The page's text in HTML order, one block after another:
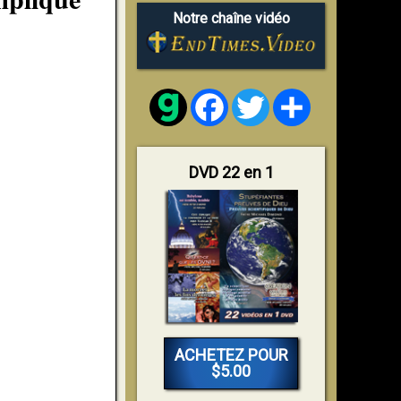
Notre chaîne vidéo
FacebookTwitter
DVD 22 en 1
ACHETEZ POUR
$5.00